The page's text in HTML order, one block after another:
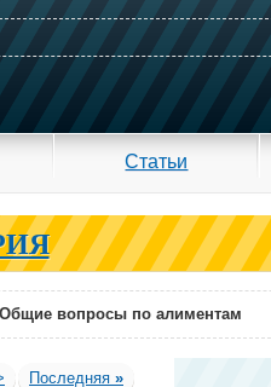
Статьи
Общие вопросы по алиментам
Последняя »